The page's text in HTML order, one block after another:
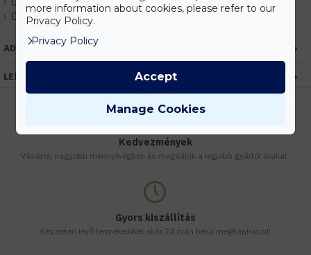
Cikkszám:EHKX25017
ADATOK
LEÍRÁS
Kedvezmények
Vásárolj nagyobb mennyiségben és megadjuk a legjobb gyártói árakat.
Gyors kiszállítás
Készleten lévő termékeinket akár 24 órán belül megkaphatod!
more information about cookies, please refer to our
Privacy Policy.
Privacy Policy
Manage Cookies
Accept